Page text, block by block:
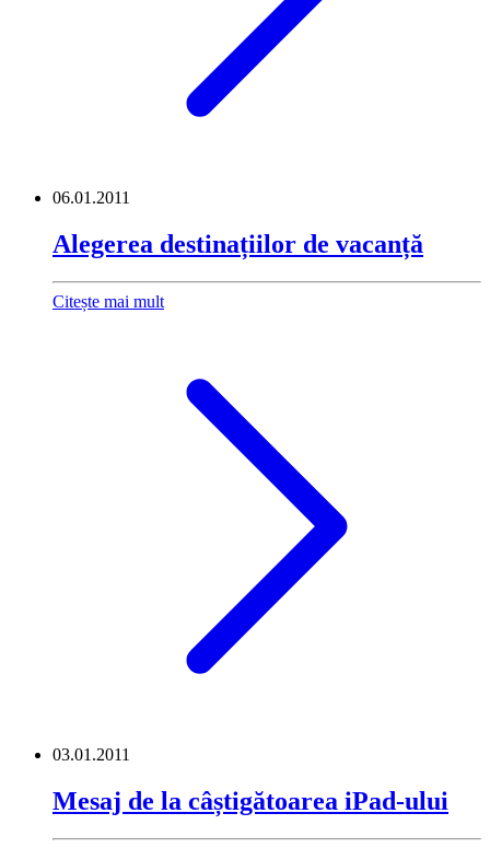
06.01.2011
Alegerea destinațiilor de vacanță
Citește mai mult
03.01.2011
Mesaj de la câștigătoarea iPad-ului